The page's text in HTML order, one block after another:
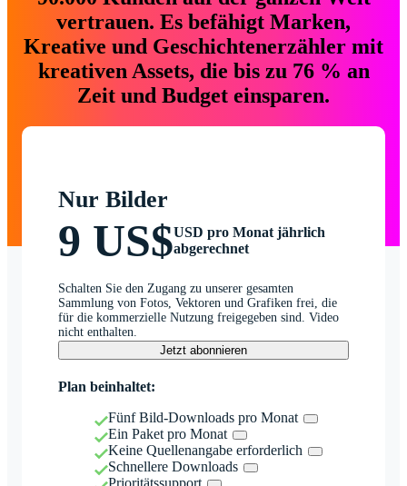
vertrauen. Es befähigt Marken,
Kreative und Geschichtenerzähler mit
kreativen Assets, die bis zu 76 % an
Zeit und Budget einsparen.
Nur Bilder
9 US$USD pro Monat jährlich
abgerechnet
Schalten Sie den Zugang zu unserer gesamten
Sammlung von Fotos, Vektoren und Grafiken frei, die
für die kommerzielle Nutzung freigegeben sind. Video
nicht enthalten.
Jetzt abonnieren
Plan beinhaltet:
Fünf Bild-Downloads pro Monat
Ein Paket pro Monat
Keine Quellenangabe erforderlich
Schnellere Downloads
Prioritätssupport